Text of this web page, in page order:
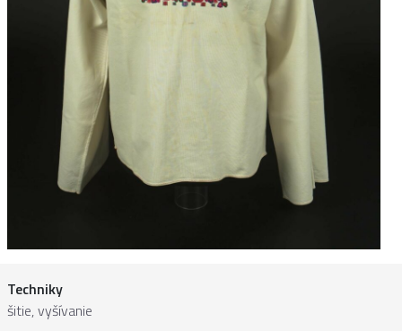
Techniky
šitie, vyšívanie